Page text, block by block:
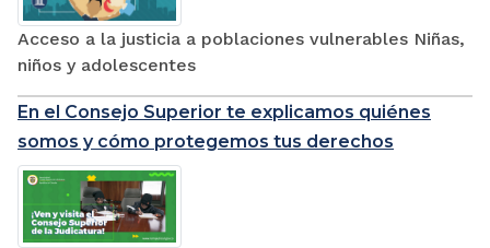
Acceso a la justicia a poblaciones vulnerables Niñas,
niños y adolescentes
En el Consejo Superior te explicamos quiénes
somos y cómo protegemos tus derechos